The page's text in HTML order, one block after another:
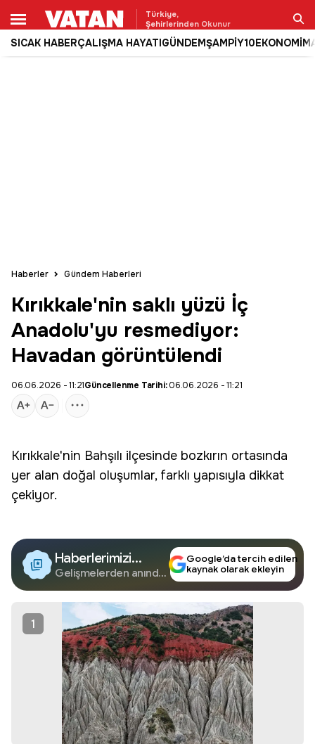
Türkiye,
Şehirlerinden Okunur
SICAK HABERÇALIŞMA HAYATIGÜNDEMŞAMPİY10EKONOMİ
Ara
Haberler Gündem Haberleri
Kırıkkale'nin saklı yüzü İç
Anadolu'yu resmediyor:
Havadan görüntülendi
06.06.2026 - 11:21Güncellenme Tarihi:06.06.2026 - 11:21
Kırıkkale'nin Bahşılı ilçesinde bozkırın ortasında
yer alan doğal oluşumlar, farklı yapısıyla dikkat
çekiyor.
Haberlerimizi
Google'da Takip
Edin
Gelişmelerden anında
Google’da tercih edilen
kaynak olarak ekleyin
1